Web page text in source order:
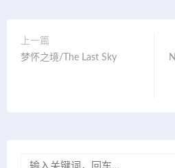
上一篇
梦怀之境/The Last Sky